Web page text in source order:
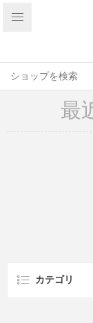
最
カテゴリ